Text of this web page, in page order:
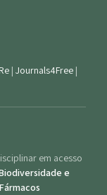
| Journals4Free |
em acesso
e